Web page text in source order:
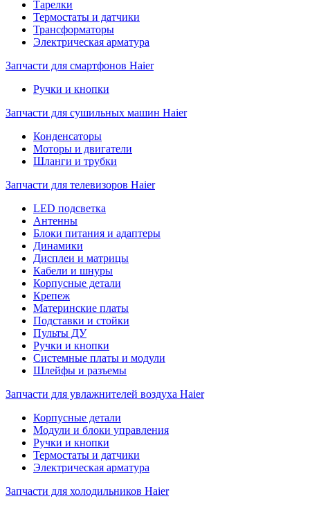
Тарелки
Термостаты и датчики
Трансформаторы
Электрическая арматура
Запчасти для смартфонов Haier
Ручки и кнопки
Запчасти для сушильных машин Haier
Конденсаторы
Моторы и двигатели
Шланги и трубки
Запчасти для телевизоров Haier
LED подсветка
Антенны
Блоки питания и адаптеры
Динамики
Дисплеи и матрицы
Кабели и шнуры
Корпусные детали
Крепеж
Материнские платы
Подставки и стойки
Пульты ДУ
Ручки и кнопки
Системные платы и модули
Шлейфы и разъемы
Запчасти для увлажнителей воздуха Haier
Корпусные детали
Модули и блоки управления
Ручки и кнопки
Термостаты и датчики
Электрическая арматура
Запчасти для холодильников Haier